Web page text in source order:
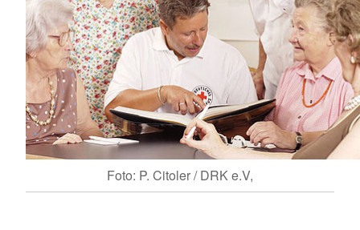
Foto: P. Citoler / DRK e.V,